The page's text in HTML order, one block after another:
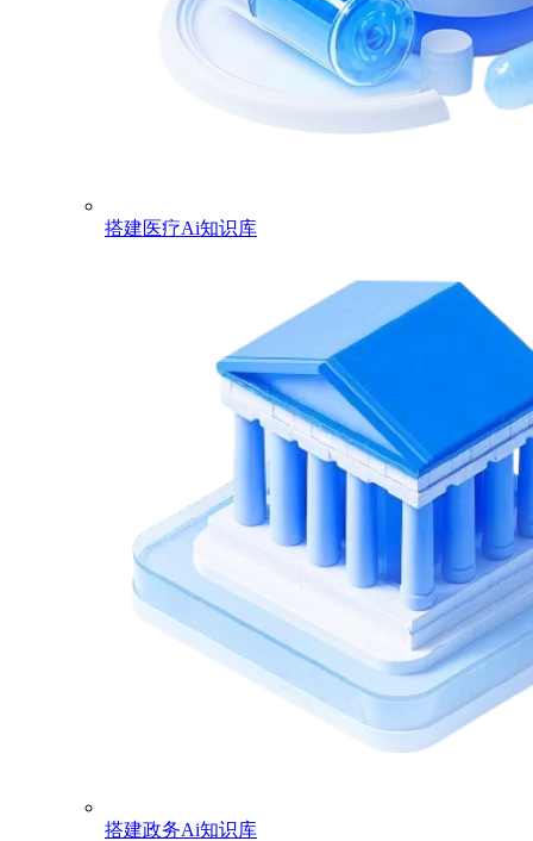
搭建医疗Ai知识库
搭建政务Ai知识库